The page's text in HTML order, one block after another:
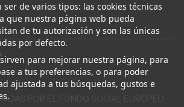
ser de varios tipos: las cookies técnicas
que nuestra página web pueda
de tu autorización y son las únicas
por defecto.
para mejorar nuestra página, para
a tus preferencias, o para poder
ajustada a tus búsquedas, gustos e
POR EL FONDO SOCIAL EUROPEO